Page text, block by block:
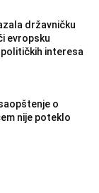
državničku
evropsku
interesa
o
nije poteklo